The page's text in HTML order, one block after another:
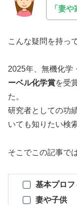
「妻
こんな疑問を持っ
2025年、無機化学
ーベル化学賞を受
た。
研究者としての功
いても知りたい検
そこでこの記事で
基本プロフ
妻や子供